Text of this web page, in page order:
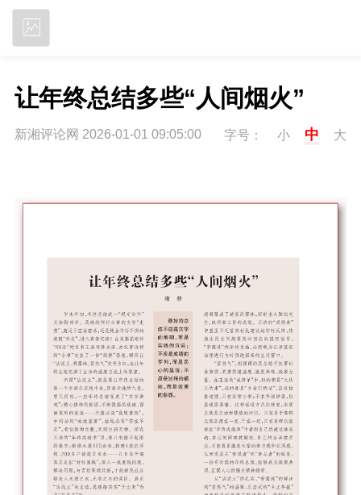
让年终总结多些“人间烟火”
新湘评论网 2026-01-01 09:05:00 字号： 小 中 大